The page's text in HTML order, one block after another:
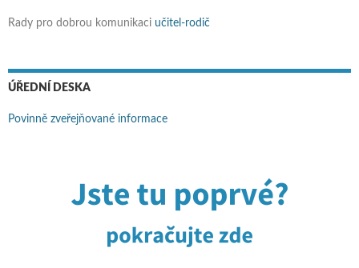
Rady pro dobrou komunikaci učitel-rodič
ÚŘEDNÍ DESKA
Povinně zveřejňované informace